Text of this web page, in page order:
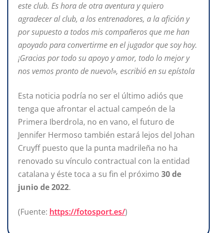
este club. Es hora de otra aventura y quiero
agradecer al club, a los entrenadores, a la afición y
por supuesto a todos mis compañeros que me han
apoyado para convertirme en el jugador que soy hoy.
¡Gracias por todo su apoyo y amor, todo lo mejor y
nos vemos pronto de nuevo!», escribió en su epístola
Esta noticia podría no ser el último adiós que
tenga que afrontar el actual campeón de la
Primera Iberdrola, no en vano, el futuro de
Jennifer Hermoso también estará lejos del Johan
Cruyff puesto que la punta madrileña no ha
renovado su vínculo contractual con la entidad
catalana y éste toca a su fin el próximo 30 de
junio de 2022.
(Fuente: https://fotosport.es/)